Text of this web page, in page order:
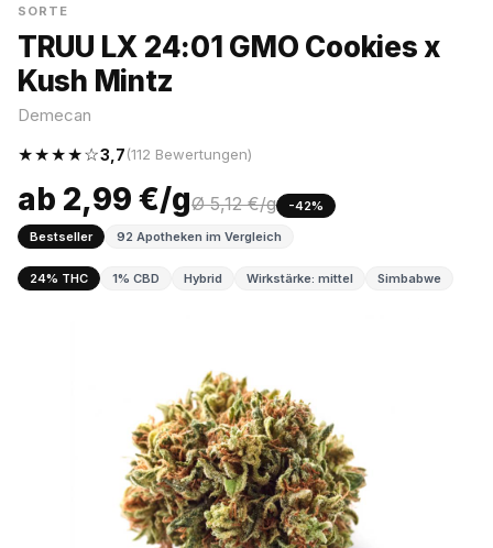
SORTE
TRUU LX 24:01 GMO Cookies x
Kush Mintz
Demecan
★★★★☆3,7(112 Bewertungen)
ab 2,99 €/gØ 5,12 €/g
-42%
Bestseller
92 Apotheken im Vergleich
24% THC 1% CBD Hybrid Wirkstärke: mittel Simbabwe